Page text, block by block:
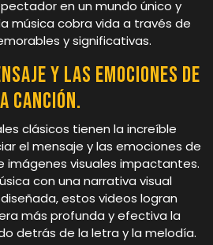
en un mundo único y
música cobra vida a través de
y significativas.
y las emociones de
canción.
clásicos tienen la increíble
el mensaje y las emociones de
imágenes visuales impactantes.
con una narrativa visual
estos videos logran
más profunda y efectiva la
detrás de la letra y la melodía.